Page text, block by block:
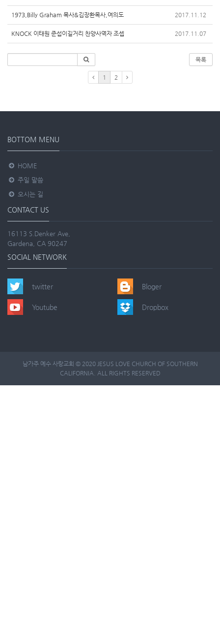
1973,Billy Graham 목사&김장환목사,여의도 2017.11.12
KNOCK 이태원 준섭이길거리 찬양사역자 조셉 2017.11.07
목록
1 2
BOTTOM MENU
HOME
주일 말씀
오시는 길
CONTACT US
16113 S.Denker Ave,
Gardena, CA 90247
SOCIAL NETWORK
twitter
Youtube
Bloger
Dropbox
남가주 예수 사랑교회 © 2020 JESUS LOVE CHURCH OF SOUTHERN
CALIFORNIA. ALL RIGHTS RESERVED